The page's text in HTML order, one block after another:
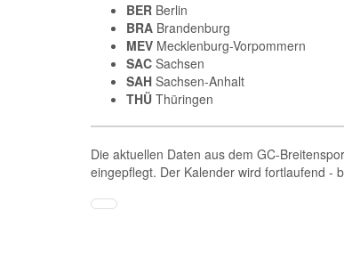
BER Berlin
BRA Brandenburg
MEV Mecklenburg-Vorpommern
SAC Sachsen
SAH Sachsen-Anhalt
THÜ Thüringen
Die aktuellen Daten aus dem GC-
eingepflegt. Der Kalender wird fortlaufend -